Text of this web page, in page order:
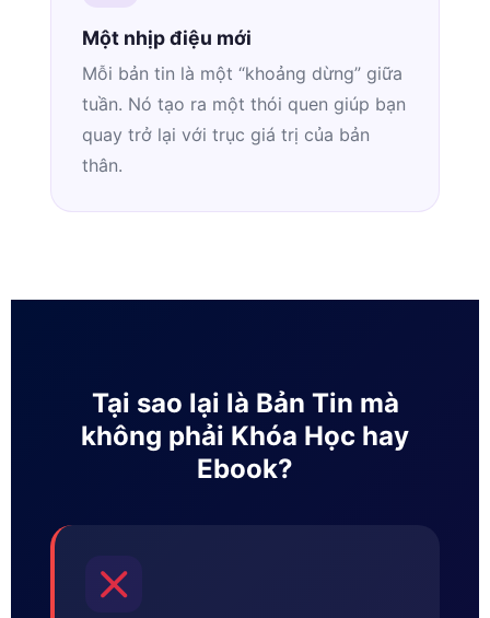
Một nhịp điệu mới
Mỗi bản tin là một “khoảng dừng” giữa
tuần. Nó tạo ra một thói quen giúp bạn
quay trở lại với trục giá trị của bản
thân.
Tại sao lại là Bản Tin mà
không phải Khóa Học hay
Ebook?